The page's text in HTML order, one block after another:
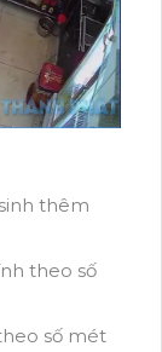
thêm
theo số
số mét